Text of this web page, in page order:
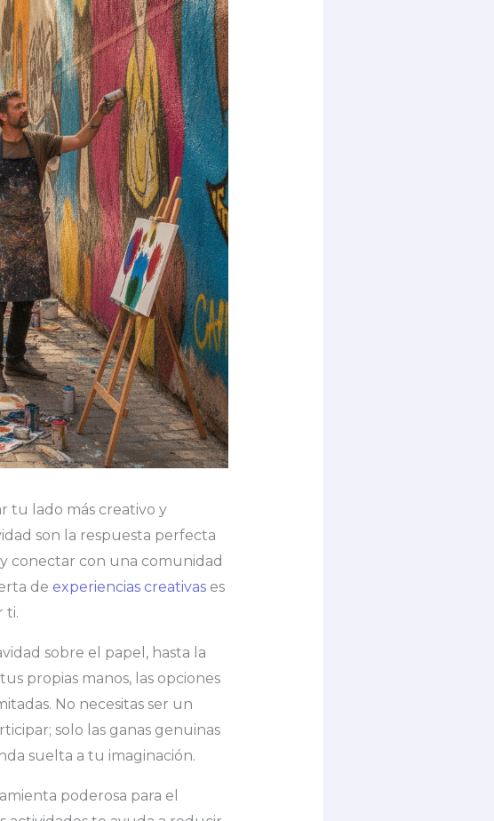
tu lado más creativo y
son la respuesta perfecta
conectar con una comunidad
de experiencias creativases
ti.
sobre el papel, hasta la
propias manos, las opciones
No necesitas ser un
solo las ganas genuinas
suelta a tu imaginación.
poderosa para el